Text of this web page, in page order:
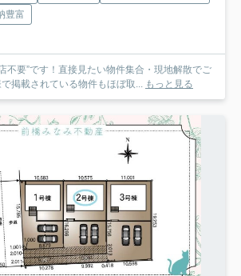
豊富
不要”です！直接見たい物件集合・現地解散でご
掲載されている物件もほぼ取...
もっと見る